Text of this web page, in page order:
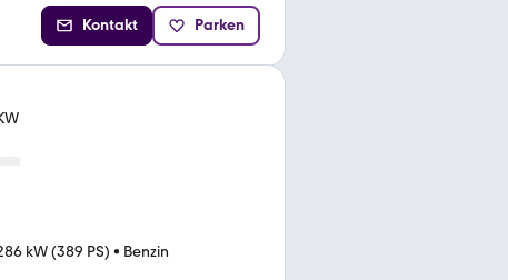
Kontakt Parken
kW (389 PS) • Benzin